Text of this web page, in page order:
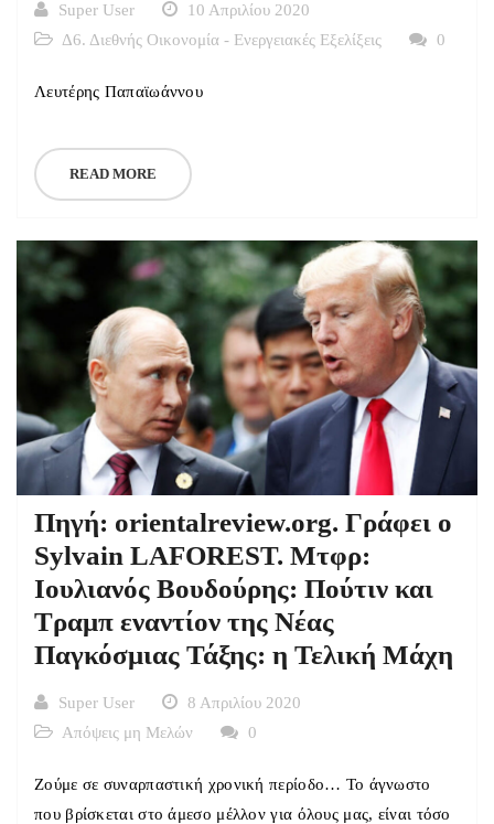
Super User
10 Απριλίου 2020
Δ6. Διεθνής Οικονομία - Ενεργειακές Εξελίξεις
0
Λευτέρης Παπαϊωάννου
READ MORE
Πηγή: orientalreview.org. Γράφει ο
Sylvain LAFOREST. Μτφρ:
Ιουλιανός Βουδούρης: Πούτιν και
Τραμπ εναντίον της Νέας
Παγκόσμιας Τάξης: η Τελική Μάχη
Super User
8 Απριλίου 2020
Απόψεις μη Μελών
0
Ζούμε σε συναρπαστική χρονική περίοδο… Το άγνωστο
που βρίσκεται στο άμεσο μέλλον για όλους μας, είναι τόσο